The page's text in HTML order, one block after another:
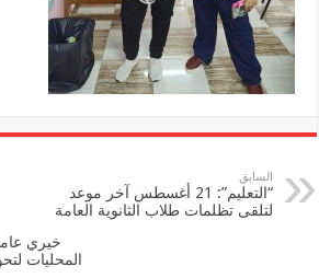
السابق
“التعليم”: 21 أغسطس آخر موعد
لتلقى تظلمات طلاب الثانوية العامة
خيري
المحليات